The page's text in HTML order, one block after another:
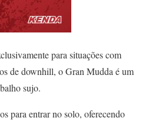
para situações com
de downhill, o Gran Mudda é um
sujo.
para entrar no solo, oferecendo